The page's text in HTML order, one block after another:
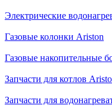
Электрические
Газовые колонки Ariston
Газовые накопительные
Запчасти для котлов
Запчасти для